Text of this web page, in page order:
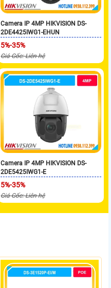
Camera IP 4MP HIKVISION DS-
2DE4425IWG1-EHUN
5%-35%
Giá Gốc: Liên hệ
Camera IP 4MP HIKVISION DS-
2DE5425IWG1-E
5%-35%
Giá Gốc: Liên hệ